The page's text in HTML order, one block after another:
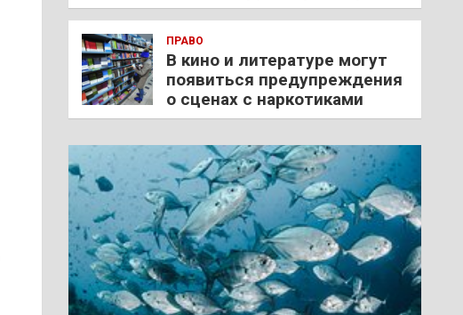
ПРАВО
В кино и литературе могут
появиться предупреждения
о сценах с наркотиками